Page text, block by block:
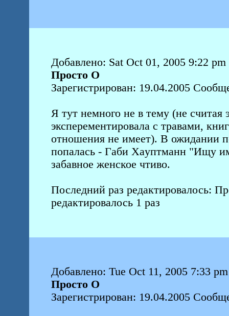
Добавлено: Sat Oct 01, 2005 9:22 pm
Просто О
Зарегистрирован: 19.04.2005
Я тут немного не в тему (не считая
эксперементировала с травами,
отношения не имеет). В ожидании
попалась - Гaби Хaуптмaнн "Ищу
забавное женское чтиво.
Последний раз редактировалось:
редактировалось 1 раз
Добавлено: Tue Oct 11, 2005 7:33 pm
Просто О
Зарегистрирован: 19.04.2005